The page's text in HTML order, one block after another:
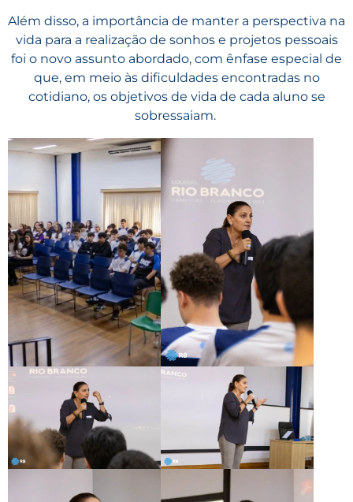
Além disso, a importância de manter a perspectiva na
vida para a realização de sonhos e projetos pessoais
foi o novo assunto abordado, com ênfase especial de
que, em meio às dificuldades encontradas no
cotidiano, os objetivos de vida de cada aluno se
sobressaiam.